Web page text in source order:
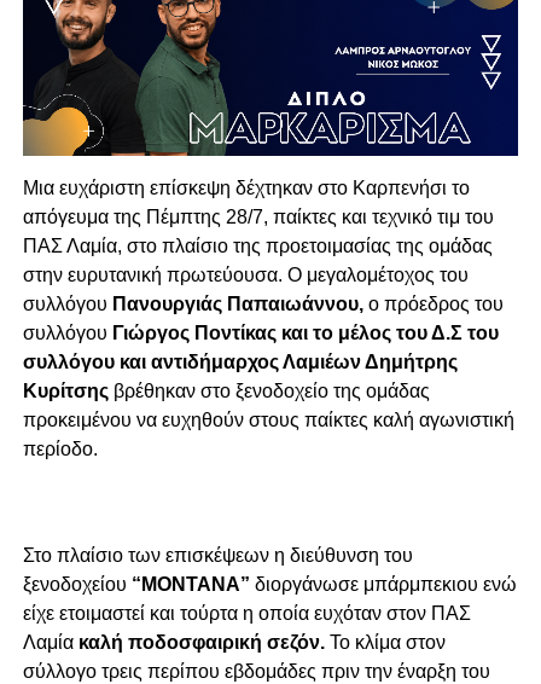
Μια ευχάριστη επίσκεψη δέχτηκαν στο Καρπενήσι το
απόγευμα της Πέμπτης 28/7, παίκτες και τεχνικό τιμ του
ΠΑΣ Λαμία, στο πλαίσιο της προετοιμασίας της ομάδας
στην ευρυτανική πρωτεύουσα. Ο μεγαλομέτοχος του
συλλόγου Πανουργιάς Παπαιωάννου, ο πρόεδρος του
συλλόγου Γιώργος Ποντίκας και το μέλος του Δ.Σ του
συλλόγου και αντιδήμαρχος Λαμιέων Δημήτρης
Κυρίτσηςβρέθηκαν στο ξενοδοχείο της ομάδας
προκειμένου να ευχηθούν στους παίκτες καλή αγωνιστική
περίοδο.
Στο πλαίσιο των επισκέψεων η διεύθυνση του
ξενοδοχείου “MONTANA” διοργάνωσε μπάρμπεκιου ενώ
είχε ετοιμαστεί και τούρτα η οποία ευχόταν στον ΠΑΣ
Λαμία καλή ποδοσφαιρική σεζόν.Το κλίμα στον
σύλλογο τρεις περίπου εβδομάδες πριν την έναρξη του